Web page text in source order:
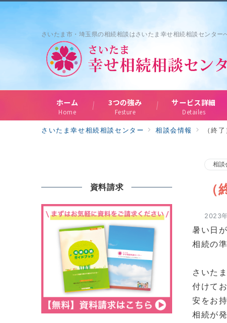
さいたま市・埼玉県の相続相談はさいたま幸せ相続相談センター
ホーム
Home
3つの強み
Festure
サービス詳細
Detailes
さいたま幸せ相続相談センター 相談会情報 （終
相談
2023
暑い日
相続の
さいた
付けて
安をお
相続が
資料請求